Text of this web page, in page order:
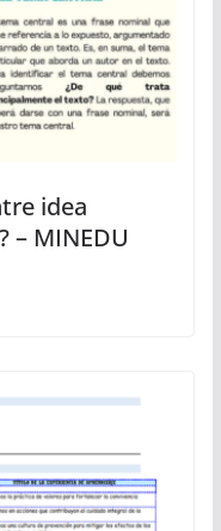
idea
– MINEDU